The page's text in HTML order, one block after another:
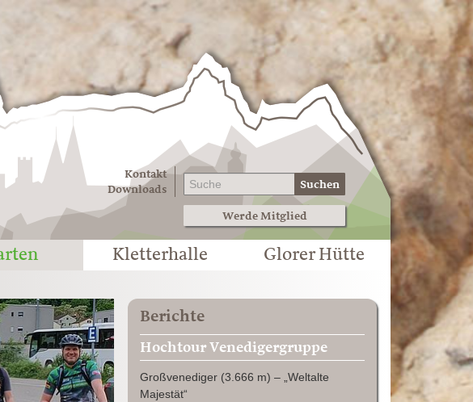
Kontakt
Downloads
Suchen
Werde Mitglied
Kletterhalle Glorer Hütte
Berichte
Hochtour Venedigergruppe
Großvenediger (3.666 m) – „Weltalte
Majestät“